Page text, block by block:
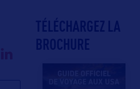
TÉLÉCHARGEZ LA
BROCHURE